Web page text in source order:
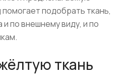
помогает подобрать ткань,
по внешнему виду, и по
ткань